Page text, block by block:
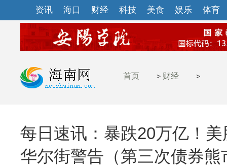
资讯 海口 财经 科技 美食 娱乐 体育
首页 > 财经 >
每日速讯：暴跌20万亿！
华尔街警告（第三次债券熊